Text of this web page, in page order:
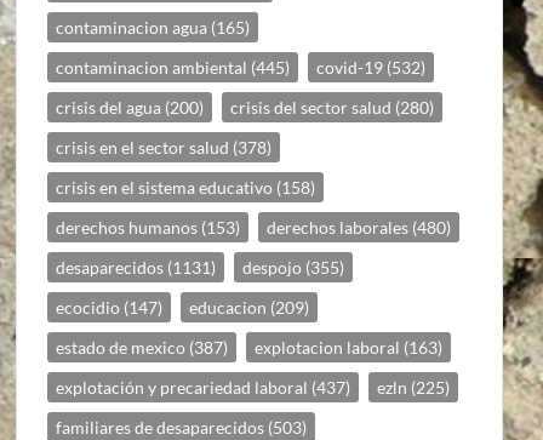
contaminacion agua (165)
contaminacion ambiental (445) covid-19 (532)
crisis del agua (200) crisis del sector salud (280)
crisis en el sector salud (378)
crisis en el sistema educativo (158)
derechos humanos (153) derechos laborales (480)
desaparecidos (1131) despojo (355)
ecocidio (147) educacion (209)
estado de mexico (387) explotacion laboral (163)
explotación y precariedad laboral (437) ezln (225)
familiares de desaparecidos (503)